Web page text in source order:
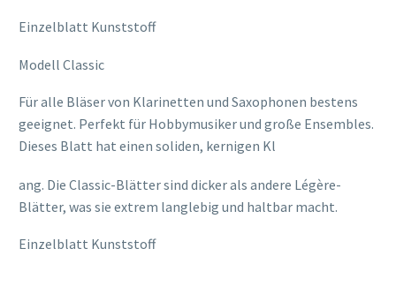
Einzelblatt Kunststoff
Modell Classic
Für alle Bläser von Klarinetten und Saxophonen bestens
geeignet. Perfekt für Hobbymusiker und große Ensembles.
Dieses Blatt hat einen soliden, kernigen Kl
osteopathe-nyon-cabinet-monney
ang. Die Classic-Blätter sind dicker als andere Légère-
Blätter, was sie extrem langlebig und haltbar macht.
Einzelblatt Kunststoff